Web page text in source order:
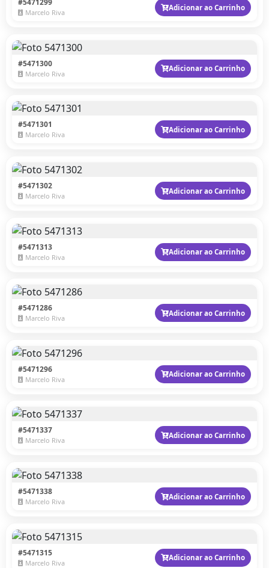
#5471299
Marcelo Riva
Adicionar ao Carrinho
#5471300
Marcelo Riva
Adicionar ao Carrinho
#5471301
Marcelo Riva
Adicionar ao Carrinho
#5471302
Marcelo Riva
Adicionar ao Carrinho
#5471313
Marcelo Riva
Adicionar ao Carrinho
#5471286
Marcelo Riva
Adicionar ao Carrinho
#5471296
Marcelo Riva
Adicionar ao Carrinho
#5471337
Marcelo Riva
Adicionar ao Carrinho
#5471338
Marcelo Riva
Adicionar ao Carrinho
#5471315
Marcelo Riva
Adicionar ao Carrinho